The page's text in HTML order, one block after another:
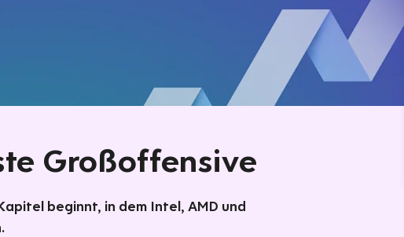
Großoffensive
beginnt, in dem Intel, AMD und